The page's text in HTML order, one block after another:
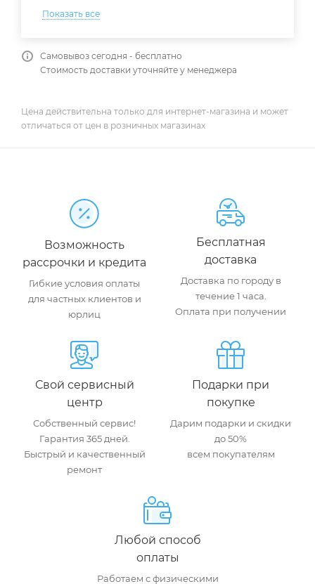
Показать все
Самовывоз сегодня - бесплатно
Стоимость доставки уточняйте у менеджера
Цена действительна только для интернет-магазина и может
отличаться от цен в розничных магазинах
Возможность
рассрочки и кредита
Гибкие условия оплаты
для частных клиентов и
юрлиц
Бесплатная
доставка
Доставка по городу в
течение 1 часа.
Оплата при получении
Свой сервисный
центр
Собственный сервис!
Гарантия 365 дней.
Быстрый и качественный
ремонт
Подарки при
покупке
Дарим подарки и скидки
до 50%
всем покупателям
Любой способ
оплаты
Работаем с физическими